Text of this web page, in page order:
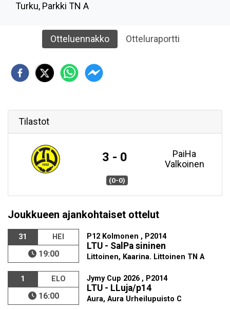
Turku, Parkki TN A
Otteluennakko Otteluraportti
Tilastot
3 - 0
PaiHa
Valkoinen
(0-0)
Joukkueen ajankohtaiset ottelut
31 HEI
19:00
P12 Kolmonen , P2014
LTU - SalPa sininen
Littoinen, Kaarina. Littoinen TN A
1 ELO
16:00
Jymy Cup 2026 , P2014
LTU - LLuja/p14
Aura, Aura Urheilupuisto C